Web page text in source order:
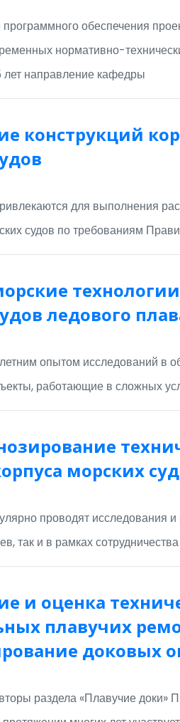
обеспечения
нормативно-
направление кафедры
конструкций
для выполнения
судов по требованиям
ледового
опытом исследований в
работающие в сложных
морских
проводят исследования
так и в рамках
и оценка
плавучих
доковых
раздела «Плавучие доки»